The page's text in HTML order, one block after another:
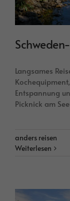
Langsames
Entspannung
Picknick am
anders reisen
Weiterlesen